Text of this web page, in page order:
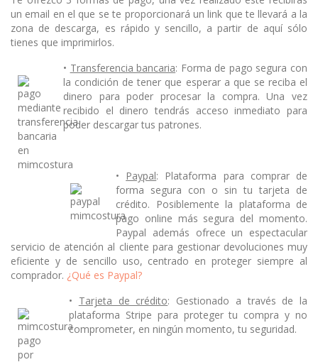
un email en el que se te proporcionará un link que te llevará a la
zona de descarga, es rápido y sencillo, a partir de aquí sólo
tienes que imprimirlos.
• Transferencia bancaria: Forma de pago segura con
la condición de tener que esperar a que se reciba el
dinero para poder procesar la compra. Una vez
recibido el dinero tendrás acceso inmediato para
poder descargar tus patrones.
• Paypal: Plataforma para comprar de
forma segura con o sin tu tarjeta de
crédito. Posiblemente la plataforma de
pago online más segura del momento.
Paypal además ofrece un espectacular
servicio de atención al cliente para gestionar devoluciones muy
eficiente y de sencillo uso, centrado en proteger siempre al
comprador. ¿Qué es Paypal?
• Tarjeta de crédito: Gestionado a través de la
plataforma Stripe para proteger tu compra y no
comprometer, en ningún momento, tu seguridad.